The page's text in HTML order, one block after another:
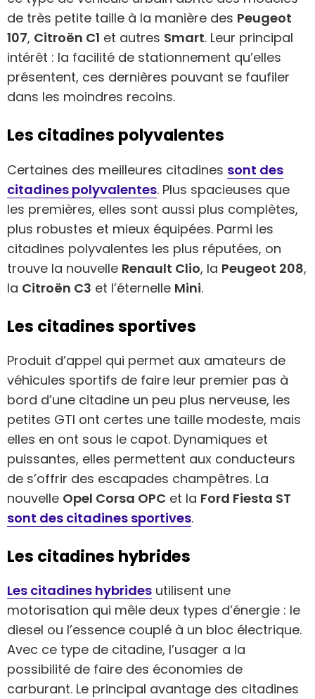
de très petite taille à la manière des Peugeot
107, Citroën C1 et autres Smart. Leur principal
intérêt : la facilité de stationnement qu’elles
présentent, ces dernières pouvant se faufiler
dans les moindres recoins.
Les citadines polyvalentes
Certaines des meilleures citadines sont des
citadines polyvalentes. Plus spacieuses que
les premières, elles sont aussi plus complètes,
plus robustes et mieux équipées. Parmi les
citadines polyvalentes les plus réputées, on
trouve la nouvelle Renault Clio, la Peugeot 208,
la Citroën C3 et l’éternelle Mini.
Les citadines sportives
Produit d’appel qui permet aux amateurs de
véhicules sportifs de faire leur premier pas à
bord d’une citadine un peu plus nerveuse, les
petites GTI ont certes une taille modeste, mais
elles en ont sous le capot. Dynamiques et
puissantes, elles permettent aux conducteurs
de s’offrir des escapades champêtres. La
nouvelle Opel Corsa OPC et la Ford Fiesta ST
sont des citadines sportives.
Les citadines hybrides
Les citadines hybrides utilisent une
motorisation qui mêle deux types d’énergie : le
diesel ou l’essence couplé à un bloc électrique.
Avec ce type de citadine, l’usager a la
possibilité de faire des économies de
carburant. Le principal avantage des citadines